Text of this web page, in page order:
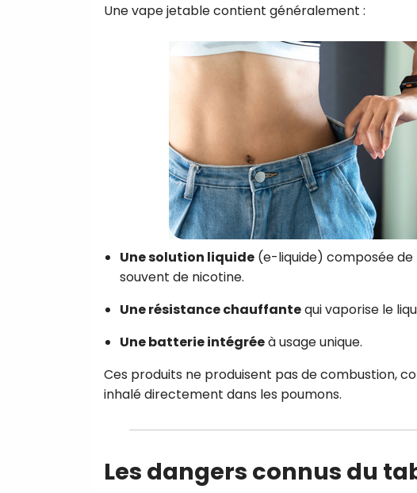
Une vape jetable contient généralement :
Une solution liquide (e-liquide) composée
souvent de nicotine.
Une résistance chauffantequi vaporise le
Une batterie intégréeà usage unique.
Ces produits ne produisent pas de combustion,
inhalé directement dans les poumons.
Les dangers connus du